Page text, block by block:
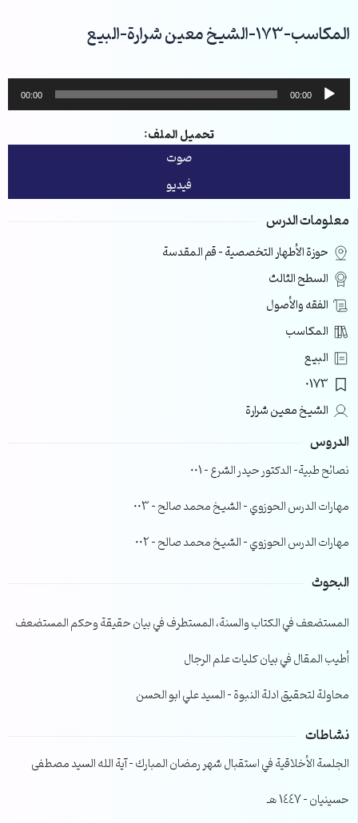
إلىالمكاسب-173-الشيخ معين شرارة-البيع
مشغل
الصوت
00:00
00:00
تحميل الملف:
صوت
فيديو
معلومات الدرس
حوزة الأطهار التخصصية – قم المقدسة
السطح الثالث
الفقه والأصول
المكاسب
البيع
0173
الشيخ معين شرارة
الدروس
نصائح طبية- الدكتور حيدر الشرع – 001
مهارات الدرس الحوزوي – الشيخ محمد صالح – 003
مهارات الدرس الحوزوي – الشيخ محمد صالح – 002
البحوث
المستضعف في الكتاب والسنة، المستطرف في بيان حقيقة وحكم المستضعف
أطيب المقال في بيان كليات علم الرجال
محاولة لتحقيق ادلة النبوة – السيد علي ابو الحسن
نشاطات
الجلسة الأخلاقية في استقبال شهر رمضان المبارك – آية الله السيد مصطفى
حسينيان – 1447 هـ